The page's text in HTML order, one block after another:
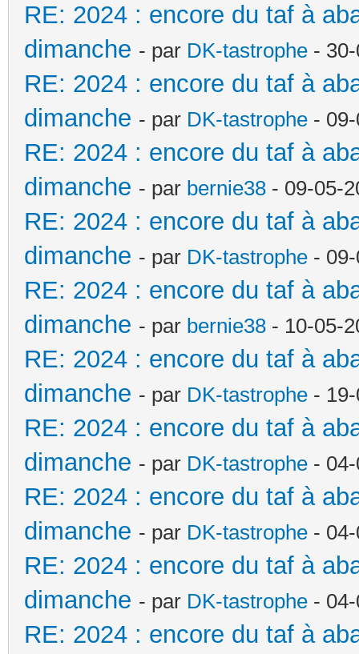
RE: 2024 : encore du taf à
dimanche - par DK-tastrophe -
RE: 2024 : encore du taf à
dimanche - par DK-tastrophe -
RE: 2024 : encore du taf à
dimanche - par bernie38 - 09-05-
RE: 2024 : encore du taf à
dimanche - par DK-tastrophe -
RE: 2024 : encore du taf à
dimanche - par bernie38 - 10-05-
RE: 2024 : encore du taf à
dimanche - par DK-tastrophe -
RE: 2024 : encore du taf à
dimanche - par DK-tastrophe -
RE: 2024 : encore du taf à
dimanche - par DK-tastrophe -
RE: 2024 : encore du taf à
dimanche - par DK-tastrophe -
RE: 2024 : encore du taf à